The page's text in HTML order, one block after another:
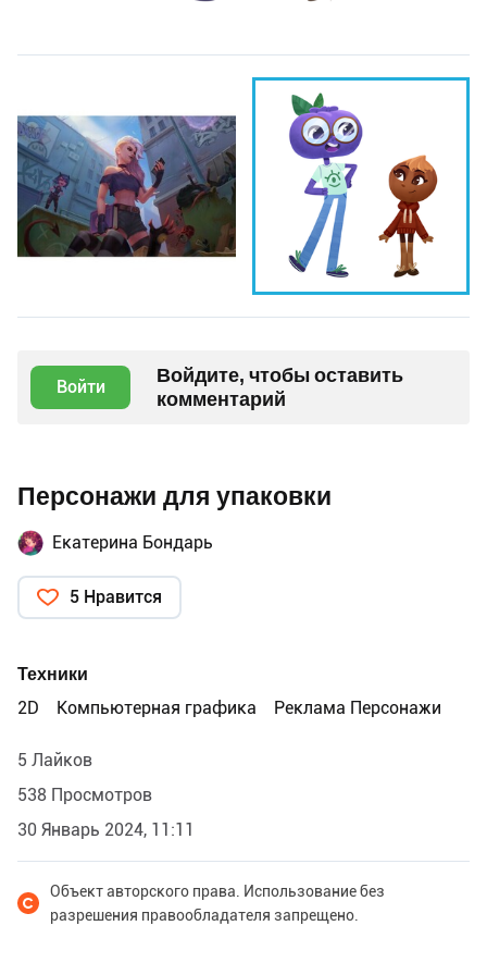
Войти
Войдите, чтобы оставить
комментарий
Персонажи для упаковки
Екатерина Бондарь
5 Нравится
Техники
2D
Компьютерная графика Реклама Персонажи
5 Лайков
538 Просмотров
30 Январь 2024, 11:11
Объект авторского права. Использование без
разрешения правообладателя запрещено.